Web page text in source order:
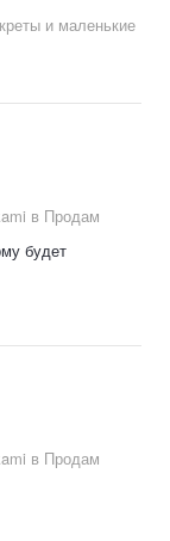
и маленькие
в Продам
будет
в Продам